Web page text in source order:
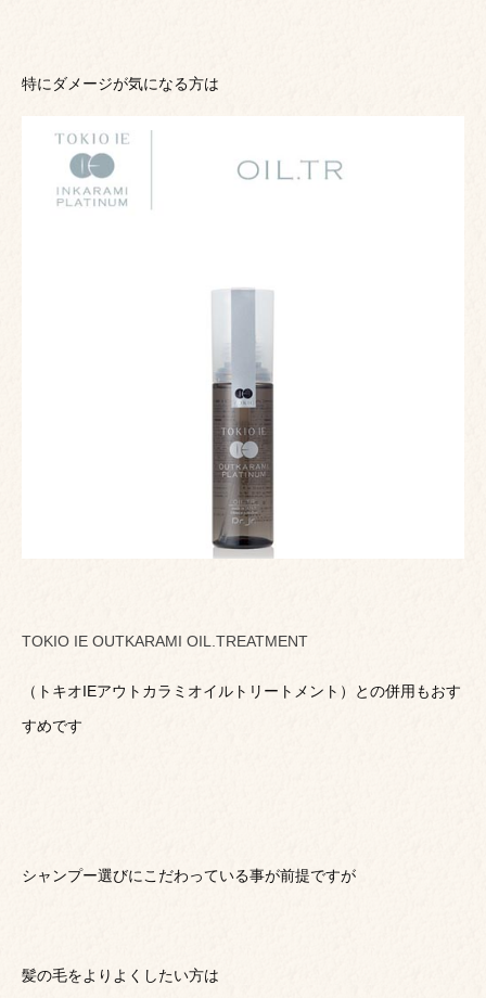
特にダメージが気になる方は
TOKIO IE OUTKARAMI OIL.TREATMENT
（トキオIEアウトカラミオイルトリートメント）との併用もおす
すめです
シャンプー選びにこだわっている事が前提ですが
髪の毛をよりよくしたい方は